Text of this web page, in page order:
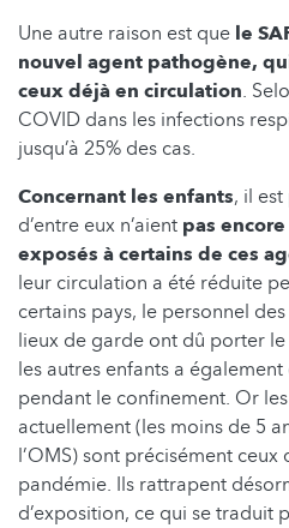
Une autre raison est que le
nouvel agent pathogène,
ceux déjà en circulation.
COVID dans les infections
jusqu’à 25% des cas.
Concernant les enfants, il
d’entre eux n’aient pas
exposés à certains de ces
leur circulation a été réduite
certains pays, le personnel
lieux de garde ont dû porter
les autres enfants a
pendant le confinement. Or
actuellement (les moins de 5
l’OMS) sont précisément
pandémie. Ils rattrapent
d’exposition, ce qui se traduit